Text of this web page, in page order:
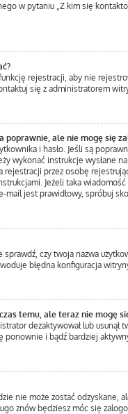
w pytaniu „Z kim się
rejestracji, aby nie
się z administratorem
poprawnie, ale nie mogę się
i hasło. Jeśli są
wykonać instrukcje wysłane
przez osobę
Jeżeli taka
mail jest prawidłowy, spróbuj
czy twoja nazwa
błędna konfiguracja
temu, ale teraz nie mogę
dezaktywował lub
ponownie i bądź bardziej
nie może zostać odzyskane,
znów będziesz móc się